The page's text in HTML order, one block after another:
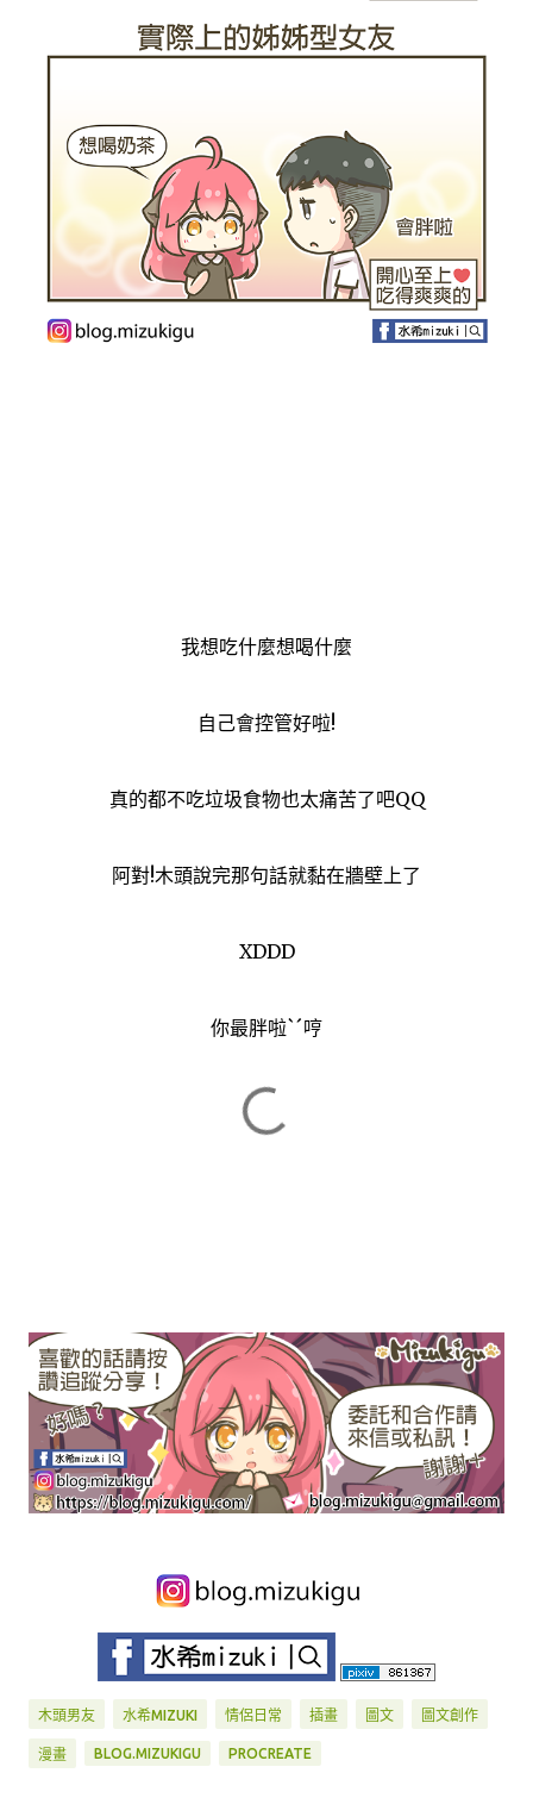
我想吃什麼想喝什麼
自己會控管好啦!
真的都不吃垃圾食物也太痛苦了吧QQ
阿對!木頭說完那句話就黏在牆壁上了
XDDD
你最胖啦ˋˊ哼
木頭男友 水希MIZUKI 情侶日常 插畫 圖文 圖文創作
漫畫 BLOG.MIZUKIGU PROCREATE